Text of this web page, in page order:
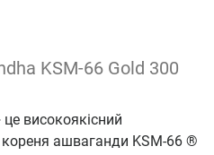
KSM-66 Gold 300
це високоякісний
ашваганди KSM-66 ®